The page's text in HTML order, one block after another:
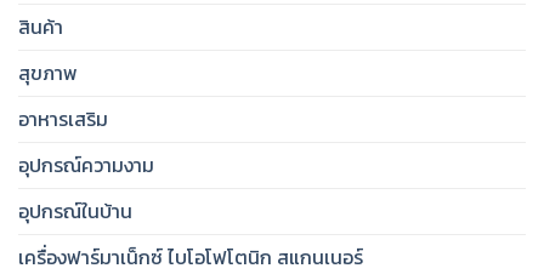
สินค้า
สุขภาพ
อาหารเสริม
อุปกรณ์ความงาม
อุปกรณ์ในบ้าน
เครื่องฟาร์มาเน็กซ์ ไบโอโฟโตนิก สแกนเนอร์